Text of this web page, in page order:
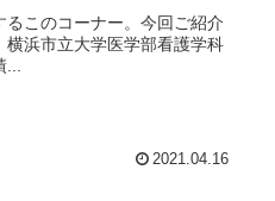
このコーナー。今回ご紹介
浜市立大学医学部看護学科
2021.04.16